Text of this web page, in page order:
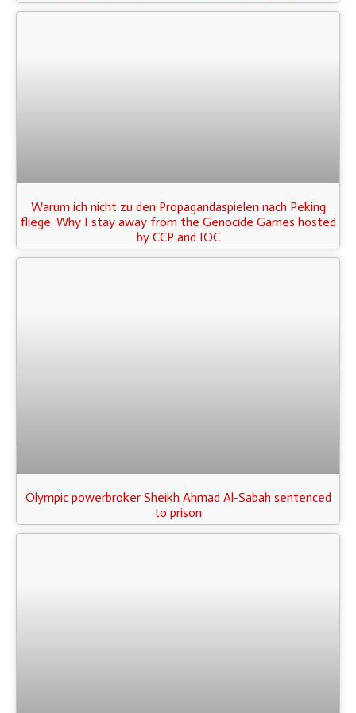
Warum ich nicht zu den Propagandaspielen nach Peking
fliege. Why I stay away from the Genocide Games hosted
by CCP and IOC
Olympic powerbroker Sheikh Ahmad Al-Sabah sentenced
to prison